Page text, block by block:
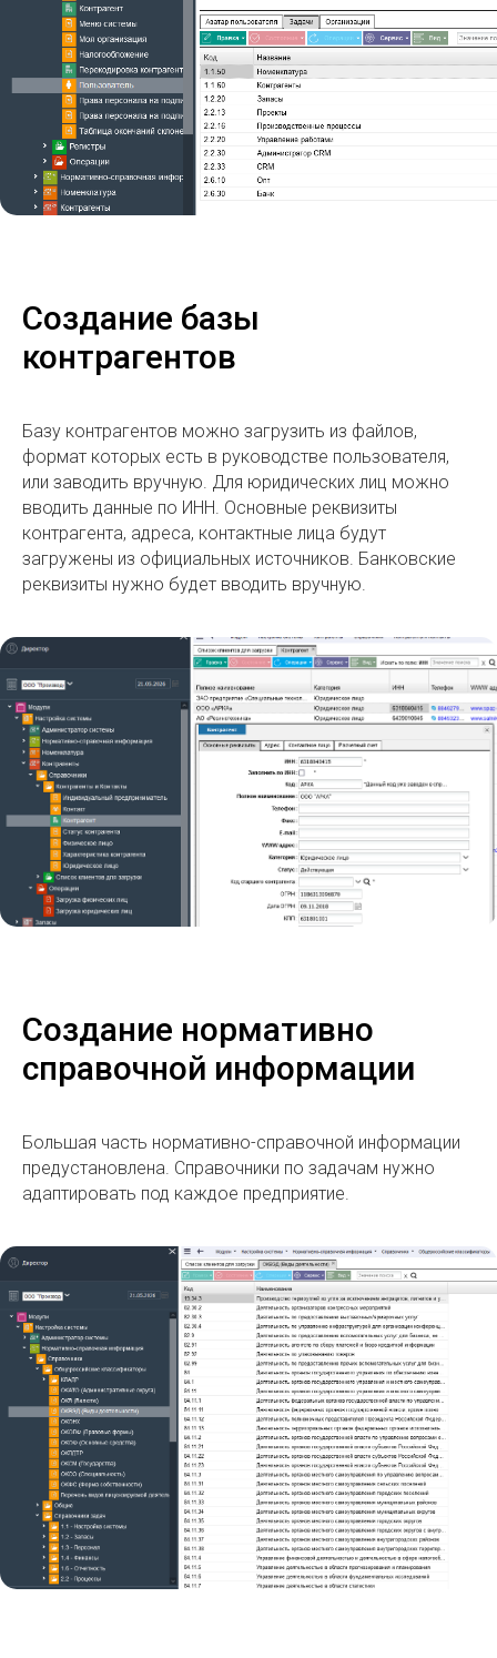
Создание базы
контрагентов
Базу контрагентов можно загрузить из файлов,
формат которых есть в руководстве пользователя,
или заводить вручную. Для юридических лиц можно
вводить данные по ИНН. Основные реквизиты
контрагента, адреса, контактные лица будут
загружены из официальных источников. Банковские
реквизиты нужно будет вводить вручную.
Создание нормативно
справочной информации
Большая часть нормативно-справочной информации
предустановлена. Справочники по задачам нужно
адаптировать под каждое предприятие.